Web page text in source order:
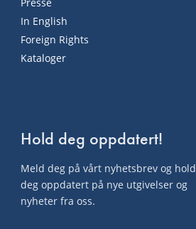
In English
Foreign Rights
Kataloger
Hold deg oppdatert!
Meld deg på vårt nyhetsbrev og hold
deg oppdatert på nye utgivelser og
nyheter fra oss.